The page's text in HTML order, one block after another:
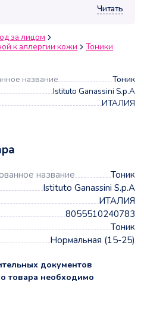
Читать
за лицом
к аллергии кожи
Тоники
название
Тоник
Istituto Ganassini S.p.A
ИТАЛИЯ
название
Тоник
Istituto Ganassini S.p.A
ИТАЛИЯ
8055510240783
Тоник
Нормальная (15-25)
документов
товара необходимо